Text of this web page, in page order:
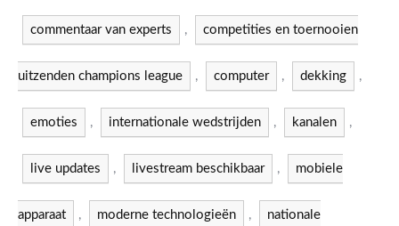
commentaar van experts , competities en toernooien
uitzenden champions league , computer , dekking ,
emoties , internationale wedstrijden , kanalen ,
live updates , livestream beschikbaar , mobiele
apparaat , moderne technologieën , nationale